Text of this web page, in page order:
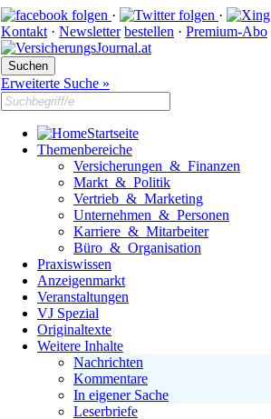
· ·
Kontakt · Newsletter bestellen · Premium-Abo
Erweiterte Suche »
Startseite
Themenbereiche
Versicherungen & Finanzen
Markt & Politik
Vertrieb & Marketing
Unternehmen & Personen
Karriere & Mitarbeiter
Büro & Organisation
Praxiswissen
Anzeigenmarkt
Veranstaltungen
VJ Spezial
Originaltexte
Weitere Inhalte
Nachrichten
Kommentare
In eigener Sache
Leserbriefe